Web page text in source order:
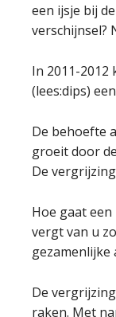
een ijsje bij
verschijnsel?
In 2011-2012
(lees:dips)
De behoefte
groeit door
De
Hoe gaat
vergt van u
gezamenlijke
De
raken. Met